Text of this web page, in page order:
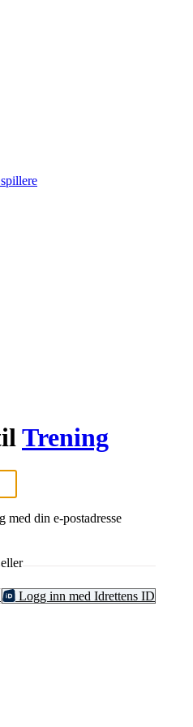
Trening
med din e-postadresse
eller
Logg inn med Idrettens ID